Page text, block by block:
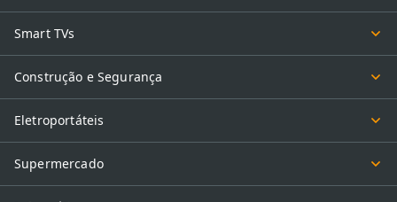
Smart TVs
Construção e Segurança
Eletroportáteis
Supermercado